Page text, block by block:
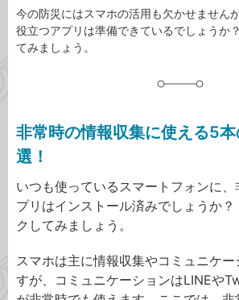
今の防災にはスマホの活用も欠かせません
役立つアプリは準備できているでしょうか
てみましょう。
非常時の情報収集に使える5
選！
いつも使っているスマートフォンに
プリはインストール済みでしょうか
クしてみましょう。
スマホは主に情報収集やコミュニケー
すが、コミュニケーションはLINEや